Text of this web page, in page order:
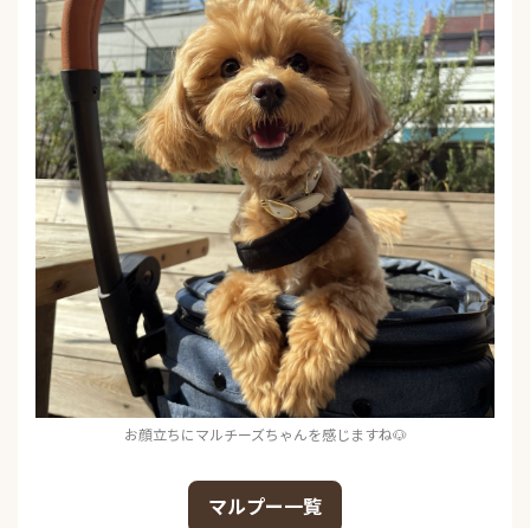
お顔立ちにマルチーズちゃんを感じますね🐶
マルプー一覧